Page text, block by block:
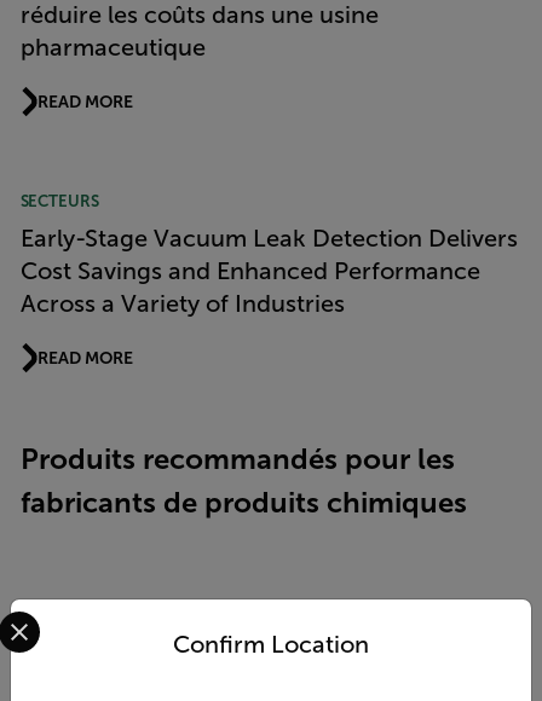
réduire les coûts dans une usine
pharmaceutique
READ MORE
SECTEURS
Early-Stage Vacuum Leak Detection Delivers
Cost Savings and Enhanced Performance
Across a Variety of Industries
READ MORE
Produits recommandés pour les
fabricants de produits chimiques
Confirm Location
Select your preferred country and language from the